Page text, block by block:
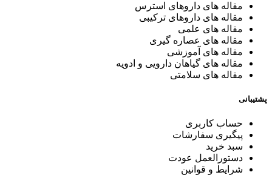
مقاله های داروهای استرس
مقاله های داروهای ترکیبی
مقاله های علمی
مقاله های عصاره گیری
مقاله های آموزشی
مقاله های گیاهان دارویی و ادویه
مقاله های سلامتی
پشتیبانی
حساب کاربری
پیگیری سفارشات
سبد خرید
دستورالعمل عودت
شرایط و قوانین